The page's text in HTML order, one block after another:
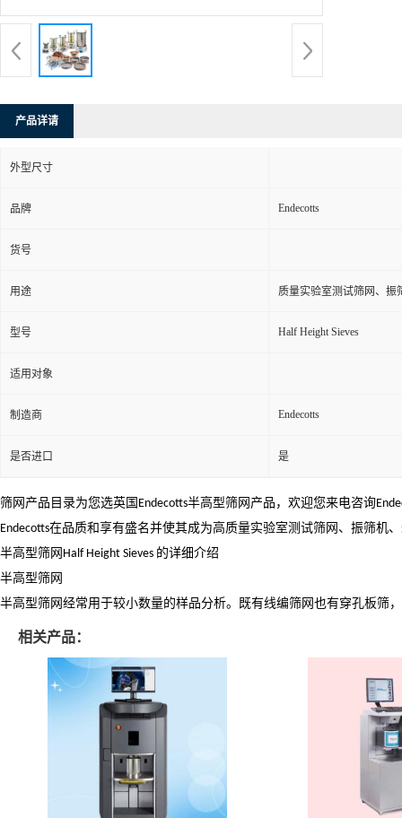
产品详请
外型尺寸
品牌 Endecotts
货号
用途 质量实验室测试筛网、振
型号 Half Height Sieves
适用对象
制造商 Endecotts
是否进口 是
筛网产品目录为您选英国 Endecotts半高型筛网产品，欢迎您来电咨询
Endecotts在品质和享有盛名并使其成为高质量实验室测试筛网、振筛机
半高型筛网 Half Height Sieves 的详细介绍
半高型筛网
半高型筛网经常用于较小数量的样品分析。既有线编筛网也有穿孔板筛
相关产品：